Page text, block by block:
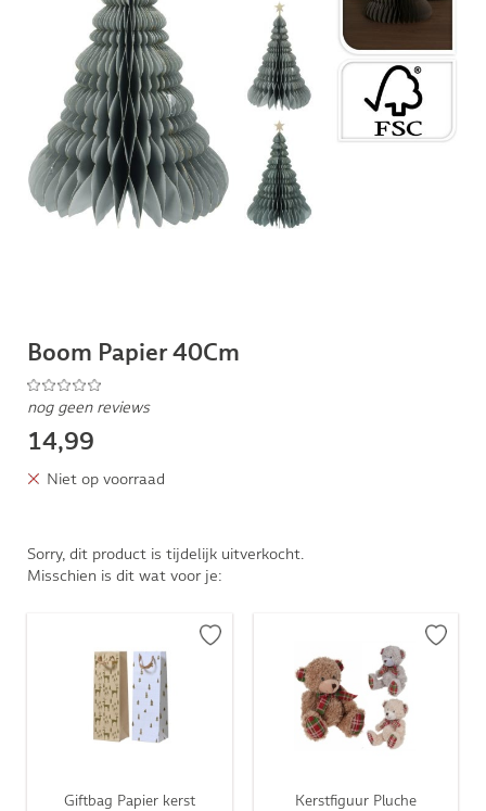
Boom Papier 40Cm
nog geen reviews
14,99
Niet op voorraad
Sorry, dit product is tijdelijk uitverkocht.
Misschien is dit wat voor je:
Giftbag Papier kerst
Kerstfiguur Pluche